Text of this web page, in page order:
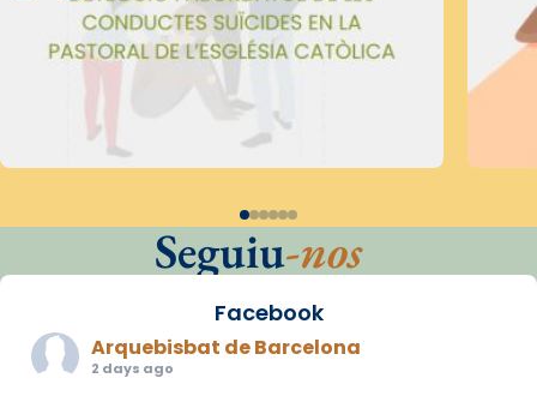
Seguiu-nos
Facebook
Arquebisbat de Barcelona
2 days ago